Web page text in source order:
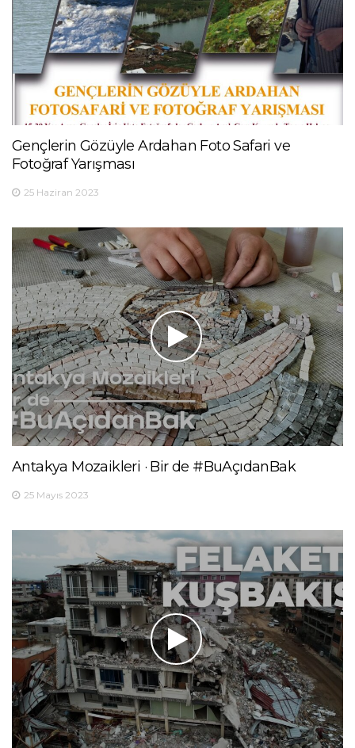
Gençlerin Gözüyle Ardahan Foto Safari ve
Fotoğraf Yarışması
25 Haziran 2023
Antakya Mozaikleri · Bir de #BuAçıdanBak
25 Mayıs 2023